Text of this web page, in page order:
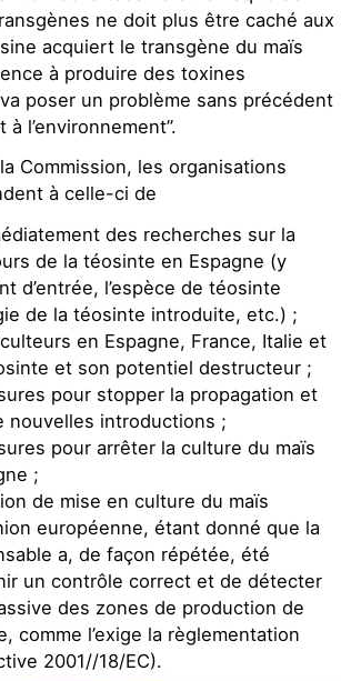
ne doit plus être caché aux
acquiert le transgène du maïs
à produire des toxines
poser un problème sans précédent
l’environnement”.
Commission, les organisations
à celle-ci de
des recherches sur la
de la téosinte en Espagne (y
d’entrée, l’espèce de téosinte
de la téosinte introduite, etc.) ;
en Espagne, France, Italie et
et son potentiel destructeur ;
pour stopper la propagation et
nouvelles introductions ;
pour arrêter la culture du maïs
;
de mise en culture du maïs
européenne, étant donné que la
a, de façon répétée, été
un contrôle correct et de détecter
des zones de production de
comme l’exige la règlementation
2001//18/EC).